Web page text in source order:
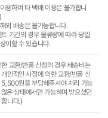
용하며 타 택배 이용은 불가합니
외 배송은 불가능합니다.
기간의 경우 물류량에 따라 당일
이할 수 있습니다.
교환/반품 신청의 경우 배송비는
인적인 사정에 의한 교환/반품 신
원을 부담해주셔야 처리 가능
은 상태에서만 가능하며 받으셨던
니다.)